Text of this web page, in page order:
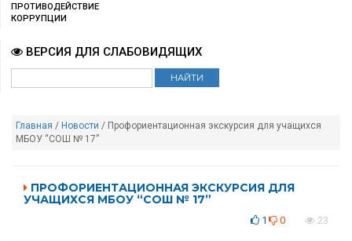
ПРОТИВОДЕЙСТВИЕ
КОРРУПЦИИ
ВЕРСИЯ ДЛЯ СЛАБОВИДЯЩИХ
Главная / Новости / Профориентационная экскурсия для учащихся
МБОУ “СОШ № 17”
ПРОФОРИЕНТАЦИОННАЯ ЭКСКУРСИЯ ДЛЯ
УЧАЩИХСЯ МБОУ “СОШ № 17”
1 0 23